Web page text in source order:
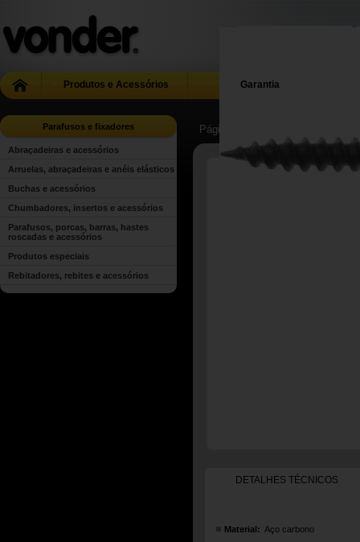
Produtos e Acessórios Garantia
Parafusos e fixadores
Abraçadeiras e acessórios
Arruelas, abraçadeiras e anéis elásticos
Buchas e acessórios
Chumbadores, insertos e acessórios
Parafusos, porcas, barras, hastes
roscadas e acessórios
Produtos especiais
Rebitadores, rebites e acessórios
Página Inicial
DETALHES TÉCNICOS
Material: Aço carbono